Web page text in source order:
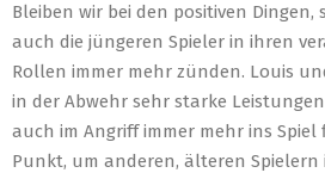
Bleiben wir bei den positiven Dingen,
auch die jüngeren Spieler in ihren
Rollen immer mehr zünden. Louis
in der Abwehr sehr starke
auch im Angriff immer mehr ins Spiel
Punkt, um anderen, älteren